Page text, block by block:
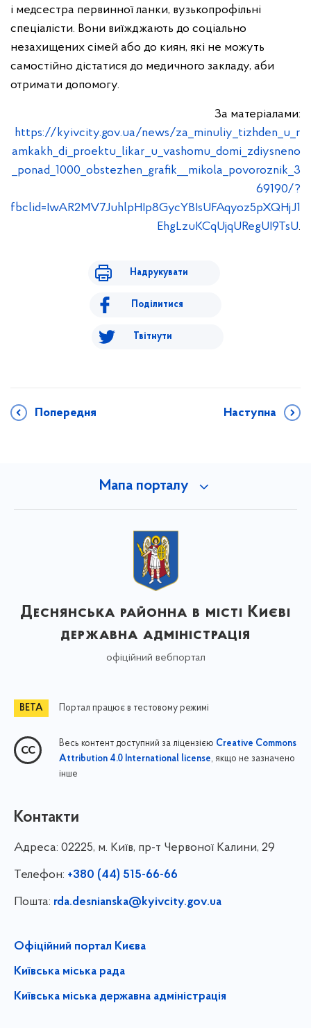
і медсестра первинної ланки, вузькопрофільні
спеціалісти. Вони виїжджають до соціально
незахищених сімей або до киян, які не можуть
самостійно дістатися до медичного закладу, аби
отримати допомогу.
За матеріалами:
https://kyivcity.gov.ua/news/za_minuliy_tizhden_u_r
amkakh_di_proektu_likar_u_vashomu_domi_zdiysneno
_ponad_1000_obstezhen_grafik__mikola_povoroznik_3
69190/?
fbclid=IwAR2MV7JuhlpHIp8GycYBIsUFAqyoz5pXQHjJ1
EhgLzuKCqUjqURegUI9TsU.
Надрукувати
Поділитися
Твітнути
Попередня Наступна
Мапа порталу
Деснянська районна в місті Києві
державна адміністрація
офіційний вебпортал
Портал працює в тестовому режимі
Весь контент доступний за ліцензією Creative Commons
Attribution 4.0 International license, якщо не зазначено
інше
Контакти
Адреса: 02225, м. Київ, пр-т Червоної Калини, 29
Телефон: +380 (44) 515-66-66
Пошта: rda.desnianska@kyivcity.gov.ua
Офіційний портал Києва
Київська міська рада
Київська міська державна адміністрація